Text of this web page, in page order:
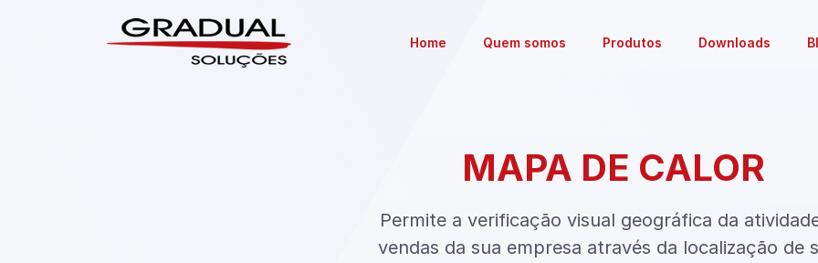
Home Quem somos Produtos Downloads
MAPA DE CALOR
Permite a verificação visual geográfica da
vendas da sua empresa através da localização de